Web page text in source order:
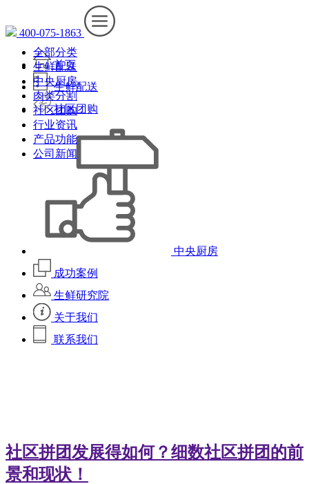
400-075-1863
首页
生鲜配送
社区团购
中央厨房
成功案例
生鲜研究院
关于我们
联系我们
全部分类
生鲜配送
中央厨房
肉类分割
社区团购
行业资讯
产品功能
公司新闻
社区拼团发展得如何？细数社区拼团的前
景和现状！